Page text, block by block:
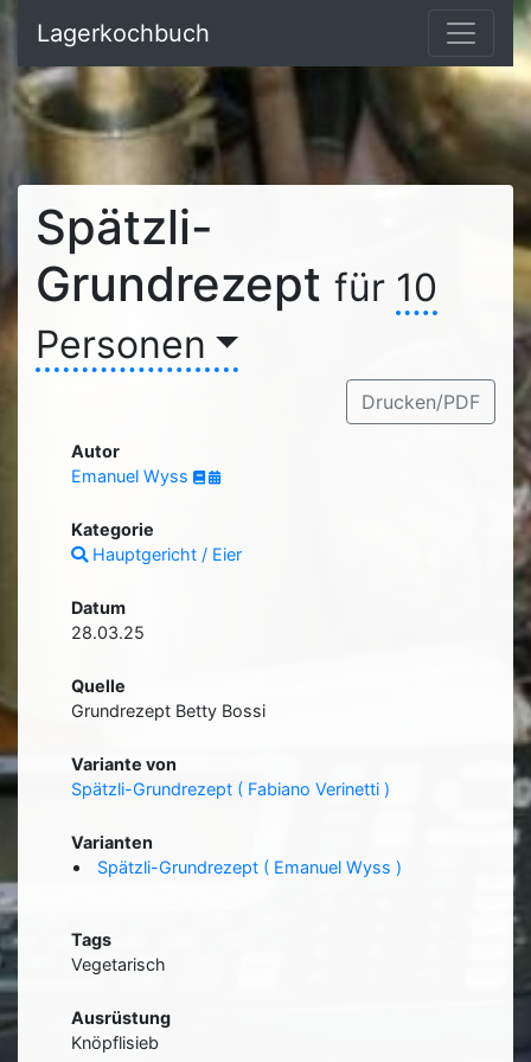
Lagerkochbuch
Spätzli-
Grundrezept für 10
Personen
Drucken/PDF
Autor
Emanuel Wyss
Kategorie
Hauptgericht / Eier
Datum
28.03.25
Quelle
Grundrezept Betty Bossi
Variante von
Spätzli-Grundrezept ( Fabiano Verinetti )
Varianten
Spätzli-Grundrezept ( Emanuel Wyss )
Tags
Vegetarisch
Ausrüstung
Knöpflisieb